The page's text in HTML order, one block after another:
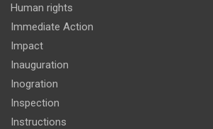
Human rights
Immediate Action
Impact
Inauguration
Inogration
Inspection
Instructions